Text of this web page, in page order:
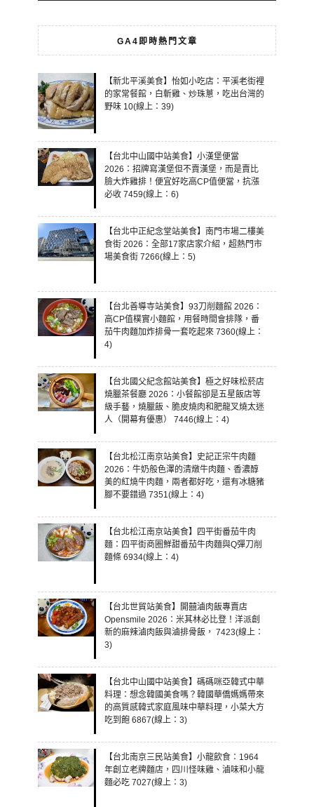
GA4即時熱門文章
【新北平溪美食】怡如小吃店：平溪老街裡
的家常餐館，白斬雞、炒珠蔥，吃出台灣的
野味 10(線上：39)
【台北中山國中站美食】小漢堡便當
2026：招牌寫漢堡但不賣漢堡，而是賣比
臉大炸雞排！便宜好吃高CP值便當，抗漲
必收 7459(線上：6)
【台北中正紀念堂站美食】南門市場二樓美
食街 2026：全部17家店家介紹，超熱門市
場美食街 7266(線上：5)
【台北善導寺站美食】93刀削麵館 2026：
高CP值樸實小麵館，用餐時間會排隊，番
茄牛肉麵加炸排骨一套吃起來 7360(線上：
4)
【台北國父紀念館站美食】極之好味松菸店
燒臘茶餐廳 2026：小餐館卻是五星飯店等
級手藝，燒臘飯、脆皮燒肉和肥龍叉燒太迷
人（開幕有優惠） 7446(線上：4)
【台北松江南京站美食】史記正宗牛肉麵
2026：牛奶般色澤的清燉牛肉麵、香濃醇
美的紅燒牛肉麵，兩者都好吃，還有冰糖豬
腳不要錯過 7351(線上：4)
【台北松江南京站美食】四平街番茄牛肉
麵：四平街商圈鮮甜番茄牛肉麵與Q彈刀削
麵條 6934(線上：4)
【台北世貿站美食】開囍滷肉飯專賣店
Opensmile 2026：米其林必比登！洋派創
新的麻辣滷肉飯與滷排骨飯， 7423(線上：
3)
【台北中山國中站美食】碼碼咪亞韓式中華
料理：想念韓國美食嗎？韓國華僑媽媽帶來
的高質感韓式家庭風味中華料理，小菜大方
吃到飽 6867(線上：3)
【台北南京三民站美食】小龍飲食：1964
年創立老牌麵店，四川怪味雞、滷味和小龍
麵必吃 7027(線上：3)